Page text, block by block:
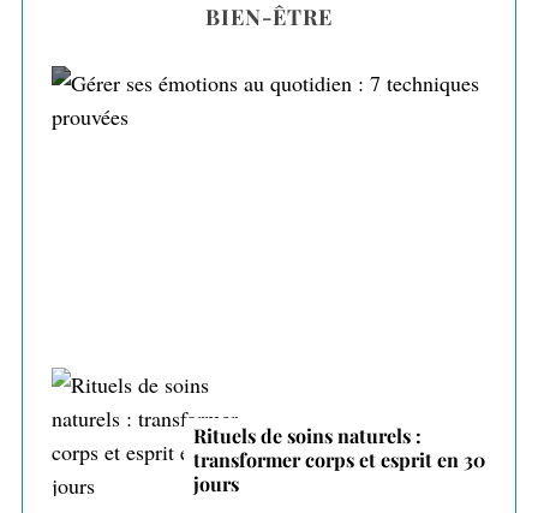
BIEN-ÊTRE
Rituels de soins naturels :
transformer corps et esprit en 30
jours